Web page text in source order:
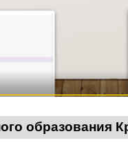
образования